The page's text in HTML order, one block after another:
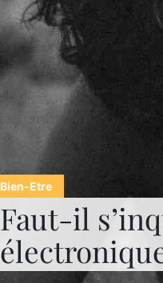
Bien-Etre
Faut-il